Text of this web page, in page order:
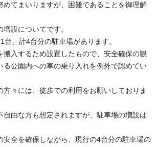
めてまいりますが、困難であることを御理解
設についてです。
台、計4台分の駐車場があります。
搬入するため設置したもので、安全確保の観
る公園内への車の乗り入れを例外で認めてい
方々には、徒歩での利用をお願いしておりま
自由な方も想定されますが、駐車場の増設は
安全を確保しながら、現行の4台分の駐車場の